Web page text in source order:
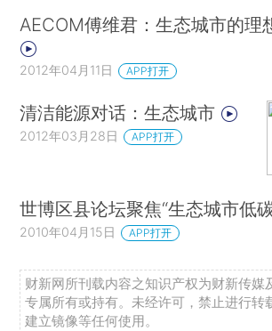
AECOM傅维君：生态城市的理
2012年04月11日 APP打开
清洁能源对话：生态城市
2012年03月28日 APP打开
世博区县论坛聚焦“生态城市低
2010年04月15日 APP打开
财新网所刊载内容之知识产权为财新传媒
专属所有或持有。未经许可，禁止进行转
建立镜像等任何使用。